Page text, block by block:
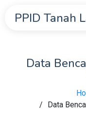
PPID Tanah
Data
Data